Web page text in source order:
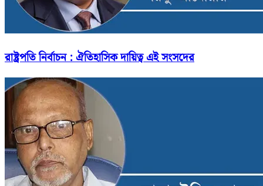
রাষ্ট্রপতি নির্বাচন : ঐতিহাসিক দায়িত্ব এই সংসদের